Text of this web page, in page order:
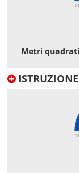
Metri
ISTRUZIONE